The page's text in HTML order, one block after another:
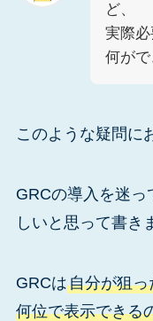
ど、
実際必
何がで
このような疑問に
GRCの導入を迷っ
しいと思って書き
GRCは自分が狙
何位で表示できる